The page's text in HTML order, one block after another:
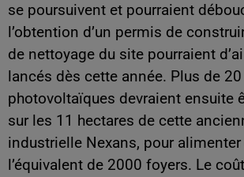
se poursuivent et pourraient
l’obtention d’un permis de
de nettoyage du site pourraient
lancés dès cette année. Plus de
photovoltaïques devraient ensuite
sur les 11 hectares de cette
industrielle Nexans, pour
l’équivalent de 2000 foyers. Le